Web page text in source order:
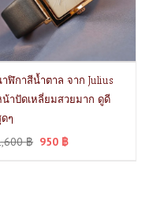
ฬิกาสีน้ำตาล จาก Julius
าปัดเหลี่ยมสวยมาก ดูดี
ๆ
฿ 950 ฿